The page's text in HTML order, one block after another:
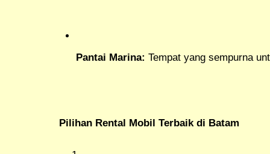
Pantai Marina: Tempat yang sempurna
Pilihan Rental Mobil Terbaik di Batam